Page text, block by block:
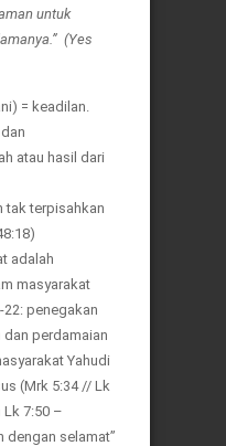
untuk
(Yes
= keadilan.
atau hasil dari
tak terpisahkan
adalah
masyarakat
22: penegakan
dan perdamaian
Yahudi
(Mrk 5:34 // Lk
Lk 7:50 –
dengan selamat”